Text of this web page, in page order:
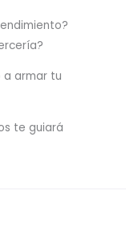
a armar tu
te guiará